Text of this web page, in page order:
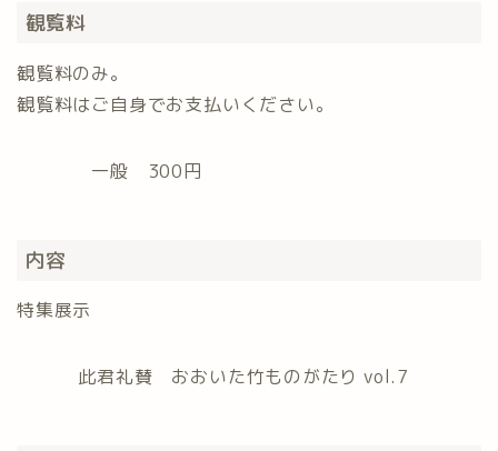
観覧料
観覧料のみ。
観覧料はご自身でお支払いください。
一般 300円
内容
特集展示
此君礼賛 おおいた竹ものがたり vol.7